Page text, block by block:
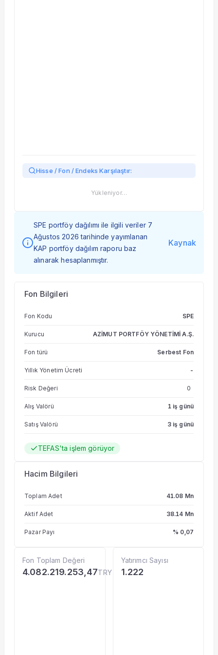
Hisse / Fon / Endeks Karşılaştır:
Yükleniyor…
SPE portföy dağılımı ile ilgili veriler 7
Ağustos 2026 tarihinde yayımlanan
KAP portföy dağılım raporu baz
alınarak hesaplanmıştır.
Kaynak
Fon Bilgileri
Fon Kodu SPE
Kurucu AZİMUT PORTFÖY YÖNETİMİ A.Ş.
Fon türü Serbest Fon
Yıllık Yönetim Ücreti -
Risk Değeri 0
Alış Valörü 1 iş günü
Satış Valörü 3 iş günü
TEFAS'ta işlem görüyor
Hacim Bilgileri
Toplam Adet 41.08 Mn
Aktif Adet 38.14 Mn
Pazar Payı % 0,07
Fon Toplam Değeri
4.082.219.253,47TRY
Yatırımcı Sayısı
1.222